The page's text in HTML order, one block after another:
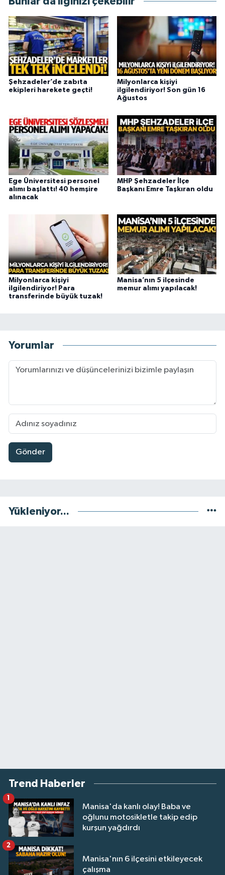
Şehzadeler’de zabıta
ekipleri harekete geçti!
Milyonlarca kişiyi
ilgilendiriyor! Son gün 16
Ağustos
Ege Üniversitesi personel
alımı başlattı! 40 hemşire
alınacak
MHP Şehzadeler İlçe
Başkanı Emre Taşkıran oldu
Milyonlarca kişiyi
ilgilendiriyor! Para
transferinde büyük tuzak!
Manisa’nın 5 ilçesinde
memur alımı yapılacak!
Yorumlar
Gönder
Yükleniyor...
Trend Haberler
Manisa'da kanlı olay! Baba ve
oğlunu motosikletle takip edip
kurşun yağdırdı
1
Manisa'nın 6 ilçesini etkileyecek
çalışma
2